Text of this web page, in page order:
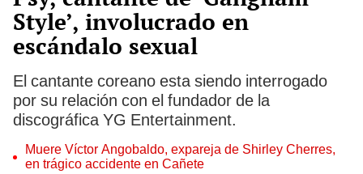
Style’, involucrado en
escándalo sexual
El cantante coreano esta siendo interrogado
por su relación con el fundador de la
discográfica YG Entertainment.
Muere Víctor Angobaldo, expareja de Shirley Cherres,
en trágico accidente en Cañete